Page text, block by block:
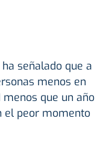
señalado que a
menos en
menos que un año
el peor momento